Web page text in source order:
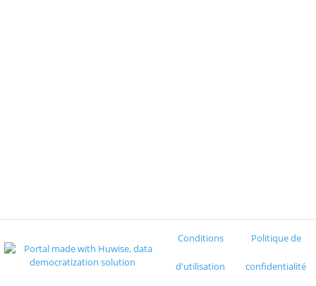
Conditions
d'utilisation
Politique de
confidentialité